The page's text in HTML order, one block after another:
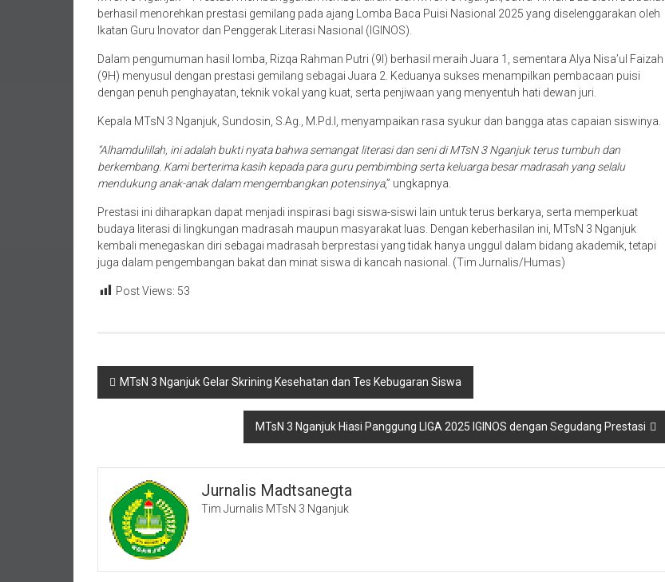
berhasil menorehkan prestasi gemilang pada ajang Lomba Baca Puisi Nasional 2025 yang diselenggarakan oleh
Ikatan Guru Inovator dan Penggerak Literasi Nasional (IGINOS).
Dalam pengumuman hasil lomba, Rizqa Rahman Putri (9I) berhasil meraih Juara 1, sementara Alya Nisa’ul Faizah
(9H) menyusul dengan prestasi gemilang sebagai Juara 2. Keduanya sukses menampilkan pembacaan puisi
dengan penuh penghayatan, teknik vokal yang kuat, serta penjiwaan yang menyentuh hati dewan juri.
Kepala MTsN 3 Nganjuk, Sundosin, S.Ag., M.Pd.I, menyampaikan rasa syukur dan bangga atas capaian siswinya.
“Alhamdulillah, ini adalah bukti nyata bahwa semangat literasi dan seni di MTsN 3 Nganjuk terus tumbuh dan
berkembang. Kami berterima kasih kepada para guru pembimbing serta keluarga besar madrasah yang selalu
mendukung anak-anak dalam mengembangkan potensinya,” ungkapnya.
Prestasi ini diharapkan dapat menjadi inspirasi bagi siswa-siswi lain untuk terus berkarya, serta memperkuat
budaya literasi di lingkungan madrasah maupun masyarakat luas. Dengan keberhasilan ini, MTsN 3 Nganjuk
kembali menegaskan diri sebagai madrasah berprestasi yang tidak hanya unggul dalam bidang akademik, tetapi
juga dalam pengembangan bakat dan minat siswa di kancah nasional. (Tim Jurnalis/Humas)
Post Views: 53
Navigasi
MTsN 3 Nganjuk Gelar Skrining Kesehatan dan Tes Kebugaran Siswa
MTsN 3 Nganjuk Hiasi Panggung LIGA 2025 IGINOS dengan Segudang Prestasi
Jurnalis Madtsanegta
Tim Jurnalis MTsN 3 Nganjuk